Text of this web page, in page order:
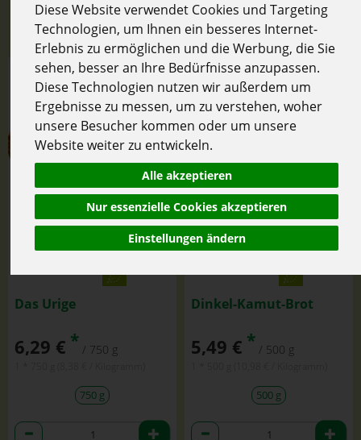
Diese Website verwendet Cookies und Targeting
Technologien, um Ihnen ein besseres Internet-
Erlebnis zu ermöglichen und die Werbung, die Sie
sehen, besser an Ihre Bedürfnisse anzupassen.
Diese Technologien nutzen wir außerdem um
Ergebnisse zu messen, um zu verstehen, woher
unsere Besucher kommen oder um unsere
Website weiter zu entwickeln.
Alle akzeptieren
Nur essenzielle Cookies akzeptieren
Einstellungen ändern
Das Urige
6,29 € * / 750 g
750 g
Anzahl
Dinkel-Kamut-Brot
5,49 € * / 500 g
500 g
Anzahl